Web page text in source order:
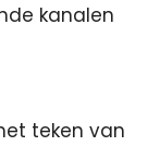
kanalen
teken van